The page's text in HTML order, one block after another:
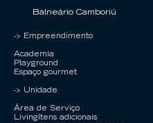
Balneário Camboriú
-> Empreendimento
Academia
Playground
Espaço gourmet
-> Unidade
Área de Serviço
LivingItens adicionais